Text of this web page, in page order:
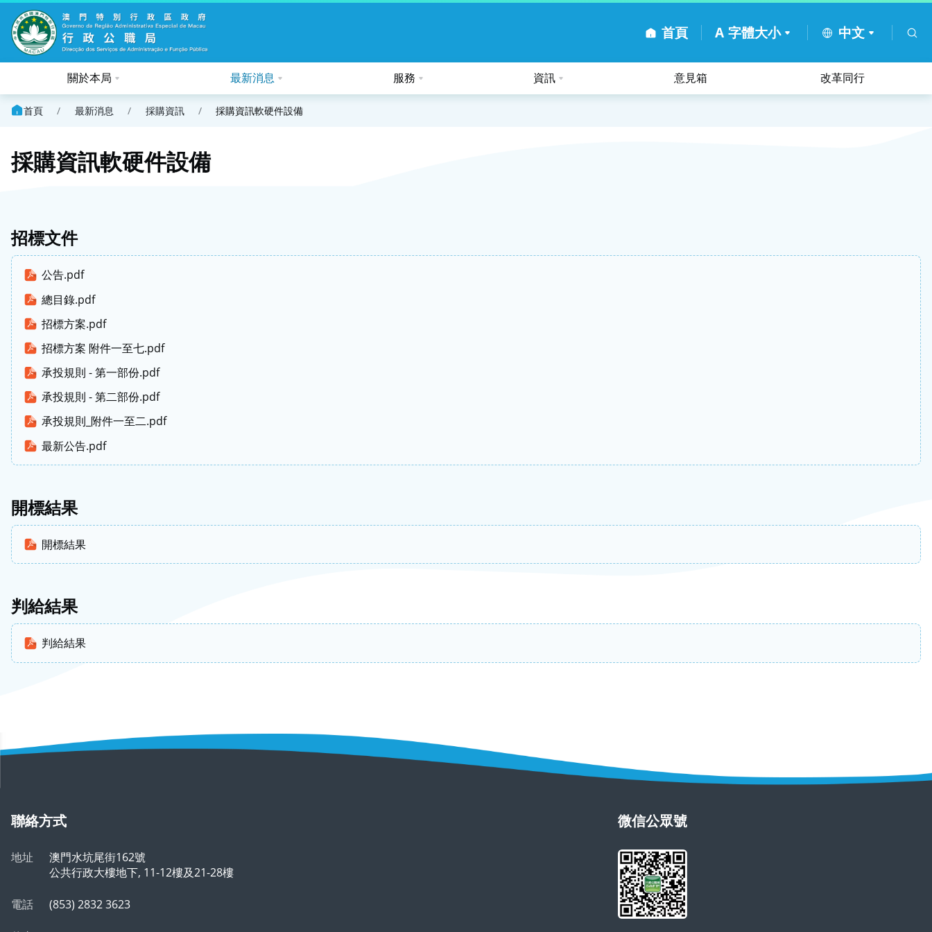
首頁 A 字體大小 中文
關於本局 最新消息 服務 資訊 意見箱 改革同行
首頁 / 最新消息 / 採購資訊 / 採購資訊軟硬件設備
採購資訊軟硬件設備
招標文件
公告.pdf
總目錄.pdf
招標方案.pdf
招標方案 附件一至七.pdf
承投規則 - 第一部份.pdf
承投規則 - 第二部份.pdf
承投規則_附件一至二.pdf
最新公告.pdf
開標結果
開標結果
判給結果
判給結果
聯絡方式
地址
澳門水坑尾街162號
公共行政大樓地下, 11-12樓及21-28樓
電話 (853) 2832 3623
微信公眾號